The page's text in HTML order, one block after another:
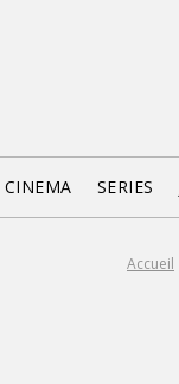
CINEMA SERIES
Accueil